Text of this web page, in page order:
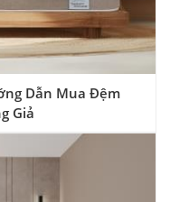
Dẫn Mua Đệm
Giả